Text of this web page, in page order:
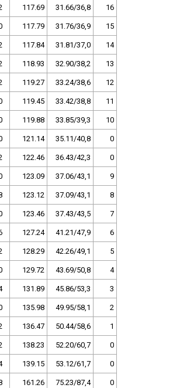
117.69 31.66/36,8 16
117.79 31.76/36,9 15
117.84 31.81/37,0 14
118.93 32.90/38,2 13
119.27 33.24/38,6 12
119.45 33.42/38,8 11
119.88 33.85/39,3 10
121.14 35.11/40,8 0
122.46 36.43/42,3 0
123.09 37.06/43,1 9
123.12 37.09/43,1 8
123.46 37.43/43,5 7
127.24 41.21/47,9 6
128.29 42.26/49,1 5
129.72 43.69/50,8 4
131.89 45.86/53,3 3
135.98 49.95/58,1 2
136.47 50.44/58,6 1
138.23 52.20/60,7 0
139.15 53.12/61,7 0
161.26 75.23/87,4 0